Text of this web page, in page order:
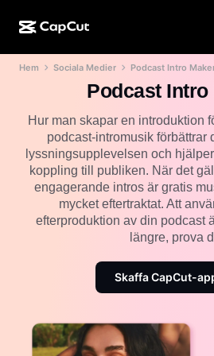
CapCut för dator
CapCut på webben
CapCut Pad
CapCut i mobilen
Dreamina AI
Videostudio
AI-videogenerator
AI-bildgenerator
AI-bildförbättrare
Dreamina Seedance 2.5
Gemini Omni
Videoredigerare och -
Bildredigerare och -generator
Röstgenerator och -redigerare
Sociala medier
Mallar för sociala medier
Högtidsmallar
Mer
Kalendermallar
Effektmallar
Initiativ
Affiliates
Kreativt partnerprogram
Hem Sociala Medier Podcast Intro
Podcast Intro
Hur man skapar en introduktion
podcast-intromusik förbättrar
lyssningsupplevelsen och
koppling till publiken. När det
engagerande intros är gratis
mycket eftertraktat. Att
efterproduktion av din podcast
längre, prova
Skaffa CapCut-